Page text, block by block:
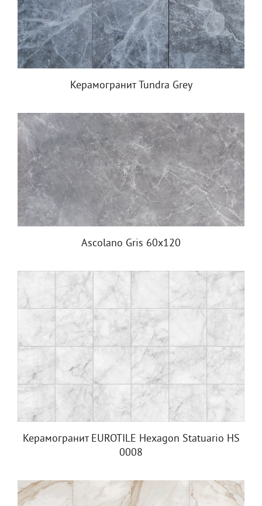
Керамогранит Tundra Grey
Ascolano Gris 60x120
Керамогранит EUROTILE Hexagon Statuario HS
0008